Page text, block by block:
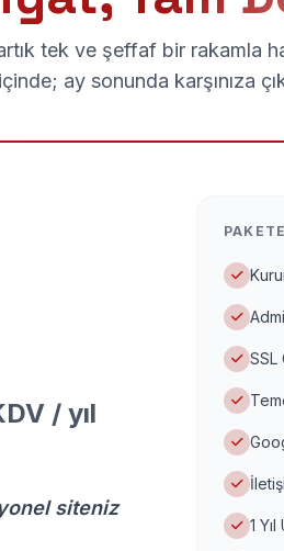
tek ve şeffaf bir rakamla
ay sonunda karşınıza
/ yıl
siteniz
SSL
1